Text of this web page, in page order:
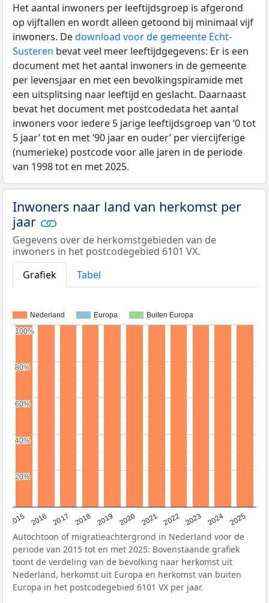
Het aantal inwoners per leeftijdsgroep is afgerond
op vijftallen en wordt alleen getoond bij minimaal vijf
inwoners. Dedownload voor de gemeente Echt-
Susteren bevat veel meer leeftijdgegevens: Er is een
document met het aantal inwoners in de gemeente
per levensjaar en met een bevolkingspiramide met
een uitsplitsing naar leeftijd en geslacht. Daarnaast
bevat het document met postcodedata het aantal
inwoners voor iedere 5 jarige leeftijdsgroep van ‘0 tot
5 jaar’ tot en met ‘90 jaar en ouder’ per viercijferige
(numerieke) postcode voor alle jaren in de periode
van 1998 tot en met 2025.
Inwoners naar land van herkomst per
jaar
Gegevens over de herkomstgebieden van de
inwoners in het postcodegebied 6101 VX.
Grafiek
Tabel
Nederland Europa Buiten Europa
2015 2016 2017 2018 2019 2020 2021 2022 2023 2024 2025
20%
20%
40%
40%
60%
60%
80%
80%
100%
100%
Autochtoon of migratieachtergrond in Nederland voor de
periode van 2015 tot en met 2025: Bovenstaande grafiek
toont de verdeling van de bevolking naar herkomst uit
Nederland, herkomst uit Europa en herkomst van buiten
Europa in het postcodegebied 6101 VX per jaar.